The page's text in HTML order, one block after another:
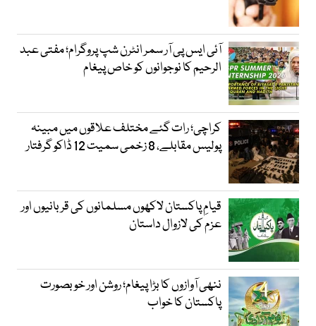
آئی ایس پی آر سمر انٹرن شپ پروگرام؛ مفتی عبد
الرحیم کا نوجوانوں کو خاص پیغام
کراچی؛ رات گئے مختلف علاقوں میں مبینہ
پولیس مقابلے، 8 زخمی سمیت 12 ڈاکو گرفتار
قیامِ پاکستان لاکھوں مسلمانوں کی قربانیوں اور
عزم کی لازوال داستان
ننھی آوازوں کا بڑا پیغام؛ روشن اور خوبصورت
پاکستان کا خواب